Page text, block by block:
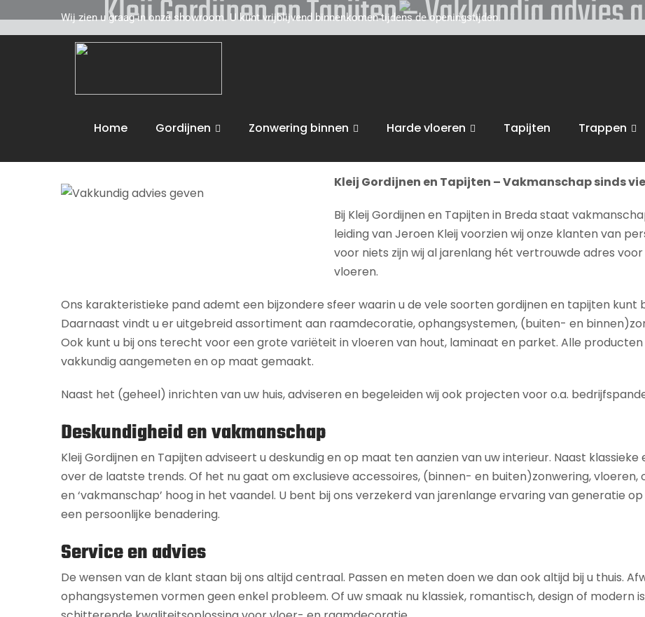
Wij zien u graag in onze showroom. U kunt vrijblijvend binnenkomen tijdens de openingstijden.
Home Gordijnen Zonwering binnen Harde vloeren Tapijten Trappen
Kleij Gordijnen en Tapijten – Vakkundig advies
toe. Wij adviseren u vakkundig op het gebied van uw interieur, van raamdecoratie of tapijten, tot
Kleij Gordijnen en Tapijten – Vakmanschap sinds
Bij Kleij Gordijnen en Tapijten in Breda staat
leiding van Jeroen Kleij voorzien wij onze klanten van
voor niets zijn wij al jarenlang hét vertrouwde adres
vloeren.
Ons karakteristieke pand ademt een bijzondere sfeer waarin u de vele soorten gordijnen en tapijten kunt
Daarnaast vindt u er uitgebreid assortiment aan raamdecoratie, ophangsystemen, (buiten- en
Ook kunt u bij ons terecht voor een grote variëteit in vloeren van hout, laminaat en parket. Alle producten
vakkundig aangemeten en op maat gemaakt.
Naast het (geheel) inrichten van uw huis, adviseren en begeleiden wij ook projecten voor o.a.
Deskundigheid en vakmanschap
Kleij Gordijnen en Tapijten adviseert u deskundig en op maat ten aanzien van uw interieur. Naast
over de laatste trends. Of het nu gaat om exclusieve accessoires, (binnen- en buiten)zonwering, vloeren,
en ‘vakmanschap’ hoog in het vaandel. U bent bij ons verzekerd van jarenlange ervaring van generatie
een persoonlijke benadering.
Service en advies
De wensen van de klant staan bij ons altijd centraal. Passen en meten doen we dan ook altijd bij u thuis.
ophangsystemen vormen geen enkel probleem. Of uw smaak nu klassiek, romantisch, design of modern